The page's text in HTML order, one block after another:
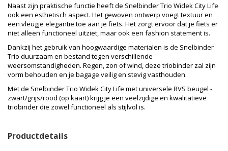
Naast zijn praktische functie heeft de Snelbinder Trio Widek City Life
ook een esthetisch aspect. Het gewoven ontwerp voegt textuur en
een vleugje elegantie toe aan je fiets. Het zorgt ervoor dat je fiets er
niet alleen functioneel uitziet, maar ook een fashion statement is.
Dankzij het gebruik van hoogwaardige materialen is de Snelbinder
Trio duurzaam en bestand tegen verschillende
weersomstandigheden. Regen, zon of wind, deze triobinder zal zijn
vorm behouden en je bagage veilig en stevig vasthouden.
Met de Snelbinder Trio Widek City Life met universele RVS beugel -
zwart/grijs/rood (op kaart) krijg je een veelzijdige en kwalitatieve
triobinder die zowel functioneel als stijlvol is.
Productdetails